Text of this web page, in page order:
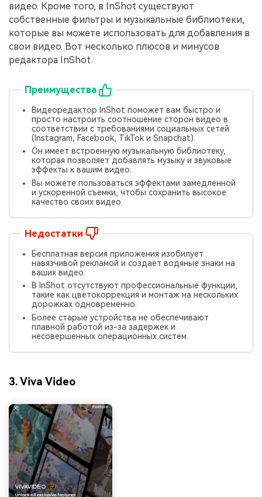
видео. Кроме того, в InShot существуют
собственные фильтры и музыкальные библиотеки,
которые вы можете использовать для добавления в
свои видео. Вот несколько плюсов и минусов
редактора InShot.
Преимущества
Видеоредактор InShot поможет вам быстро и
просто настроить соотношение сторон видео в
соответствии с требованиями социальных сетей
(Instagram, Facebook, TikTok и Snapchat).
Он имеет встроенную музыкальную библиотеку,
которая позволяет добавлять музыку и звуковые
эффекты к вашим видео.
Вы можете пользоваться эффектами замедленной
и ускоренной съемки, чтобы сохранить высокое
качество своих видео.
Недостатки
Бесплатная версия приложения изобилует
навязчивой рекламой и создает водяные знаки на
ваших видео.
В InShot отсутствуют профессиональные функции,
такие как цветокоррекция и монтаж на нескольких
дорожках одновременно.
Более старые устройства не обеспечивают
плавной работой из-за задержек и
несовершенных операционных систем.
3. Viva Video